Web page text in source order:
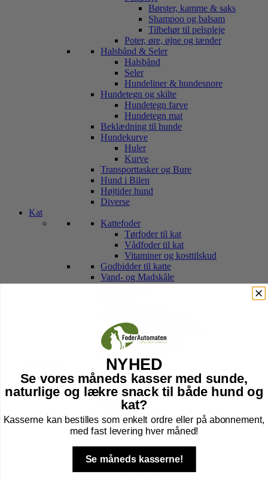
Børster, kamme & saks
Shampoo og balsam
Tilbehør til pelspleje
Poter, øre, øjne og tænder
Halsbånd & Seler
Halsbånd
Seler
Hundeliner & hundesnore
Hundetegn og skilte
Hundetegn farve
Hundetegn mat
Beklædning til hunde
Hundekurve
Huler
Kurve
Transporttasker og Bure
Hund i Bilen
Højtider hund
Diverse
Kat
Kattefoder
Tørfoder til kat
Vådfoder til kat
Vitaminer og kosttilskud
Godbidder til katte
Vand- og Madskåle
Halsbånd, sele, line & tegn
Kattebakker & tilbehør
Højtider kat
Foder til Gnavere
Godbidder
Legetøj
Transport Af Gnavere
Seler og Liner til gnavere
Bure til Gnavere
Tilbehør til bur
Bund til Bur
Højtider gnaver
NYHED
Se vores måneds kasser med sunde,
naturlige og lækre snack til både hund og
kat?
Kasserne kan bestilles som enkelt ordre eller på abonnement,
med fast levering hver måned!
Se måneds kasserne!